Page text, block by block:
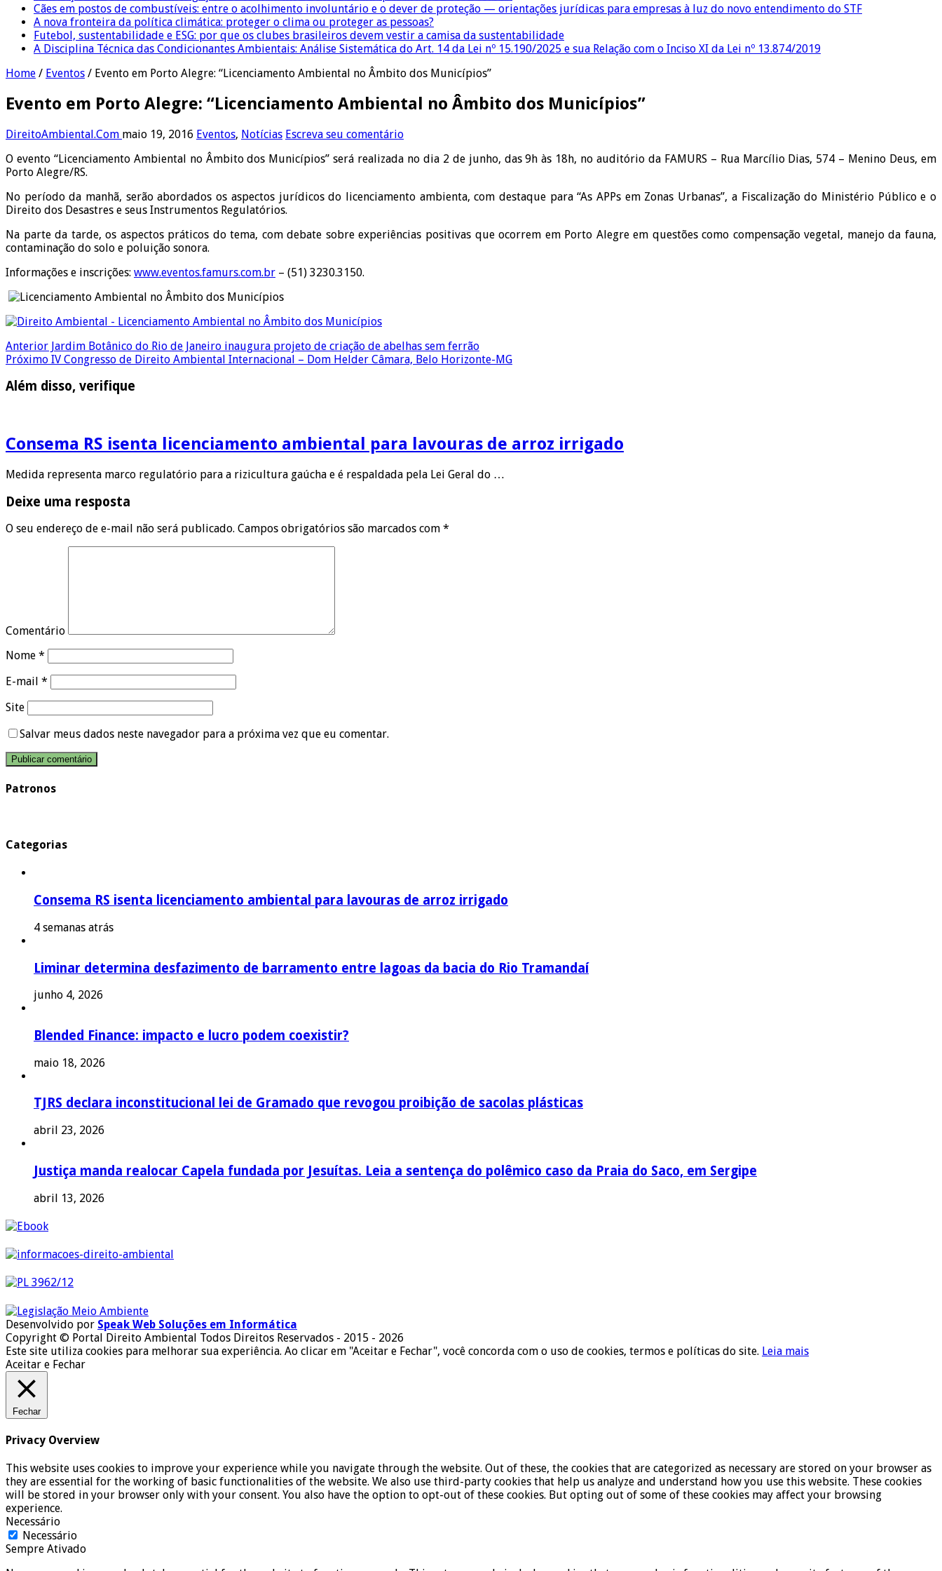
Cães em postos de combustíveis: entre o acolhimento involuntário e o dever de proteção — orientações jurídicas para empresas à luz do novo entendimento do STF
A nova fronteira da política climática: proteger o clima ou proteger as pessoas?
Futebol, sustentabilidade e ESG: por que os clubes brasileiros devem vestir a camisa da sustentabilidade
A Disciplina Técnica das Condicionantes Ambientais: Análise Sistemática do Art. 14 da Lei nº 15.190/2025 e sua Relação com o Inciso XI da Lei nº 13.874/2019
Home / Eventos / Evento em Porto Alegre: “Licenciamento Ambiental no Âmbito dos Municípios”
Evento em Porto Alegre: “Licenciamento Ambiental no Âmbito dos Municípios”
DireitoAmbiental.Com maio 19, 2016 Eventos, Notícias Escreva seu comentário
O evento “Licenciamento Ambiental no Âmbito dos Municípios” será realizada no dia 2 de junho, das 9h às 18h, no auditório da FAMURS – Rua Marcílio Dias, 574 – Menino Deus, em
Porto Alegre/RS.
No período da manhã, serão abordados os aspectos jurídicos do licenciamento ambienta, com destaque para “As APPs em Zonas Urbanas”, a Fiscalização do Ministério Público e o
Direito dos Desastres e seus Instrumentos Regulatórios.
Na parte da tarde, os aspectos práticos do tema, com debate sobre experiências positivas que ocorrem em Porto Alegre em questões como compensação vegetal, manejo da fauna,
contaminação do solo e poluição sonora.
Informações e inscrições: www.eventos.famurs.com.br – (51) 3230.3150.
Anterior Jardim Botânico do Rio de Janeiro inaugura projeto de criação de abelhas sem ferrão
Próximo IV Congresso de Direito Ambiental Internacional – Dom Helder Câmara, Belo Horizonte-MG
Além disso, verifique
Consema RS isenta licenciamento ambiental para lavouras de arroz irrigado
Medida representa marco regulatório para a rizicultura gaúcha e é respaldada pela Lei Geral do …
Deixe uma resposta
O seu endereço de e-mail não será publicado. Campos obrigatórios são marcados com *
Comentário
Nome *
E-mail *
Site
Salvar meus dados neste navegador para a próxima vez que eu comentar.
Patronos
Categorias
Consema RS isenta licenciamento ambiental para lavouras de arroz irrigado
4 semanas atrás
Liminar determina desfazimento de barramento entre lagoas da bacia do Rio Tramandaí
junho 4, 2026
Blended Finance: impacto e lucro podem coexistir?
maio 18, 2026
TJRS declara inconstitucional lei de Gramado que revogou proibição de sacolas plásticas
abril 23, 2026
Justiça manda realocar Capela fundada por Jesuítas. Leia a sentença do polêmico caso da Praia do Saco, em Sergipe
abril 13, 2026
Desenvolvido por Speak Web Soluções em Informática
Copyright © Portal Direito Ambiental Todos Direitos Reservados - 2015 - 2026
Este site utiliza cookies para melhorar sua experiência. Ao clicar em "Aceitar e Fechar", você concorda com o uso de cookies, termos e políticas do site. Leia mais
Aceitar e Fechar
Fechar
Privacy Overview
This website uses cookies to improve your experience while you navigate through the website. Out of these, the cookies that are categorized as necessary are stored on your browser as
they are essential for the working of basic functionalities of the website. We also use third-party cookies that help us analyze and understand how you use this website. These cookies
will be stored in your browser only with your consent. You also have the option to opt-out of these cookies. But opting out of some of these cookies may affect your browsing
experience.
Necessário
Necessário
Sempre Ativado